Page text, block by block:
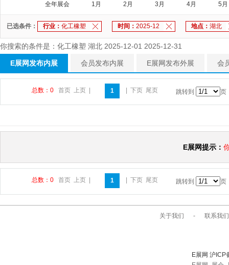
全年展会
1月 2月 3月 4月 5月
已选条件： 行业： 化工橡塑 时间： 2025-12 地点： 湖北
你搜索的条件是：化工橡塑 湖北 2025-12-01 2025-12-31
E展网发布内展 会员发布内展 E展网发布外展 会
总数：0 首页 上页 1 下页 尾页 跳转到 页
E展网提示：
总数：0 首页 上页 1 下页 尾页 跳转到 页
关于我们 - 联系我们
E展网 沪